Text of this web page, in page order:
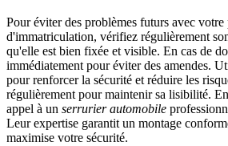
Pour éviter des problèmes futurs avec votre
d'immatriculation, vérifiez régulièrement
qu'elle est bien fixée et visible. En cas de
immédiatement pour éviter des amendes.
pour renforcer la sécurité et réduire les
régulièrement pour maintenir sa lisibilité.
appel à un serrurier automobile
Leur expertise garantit un montage
maximise votre sécurité.